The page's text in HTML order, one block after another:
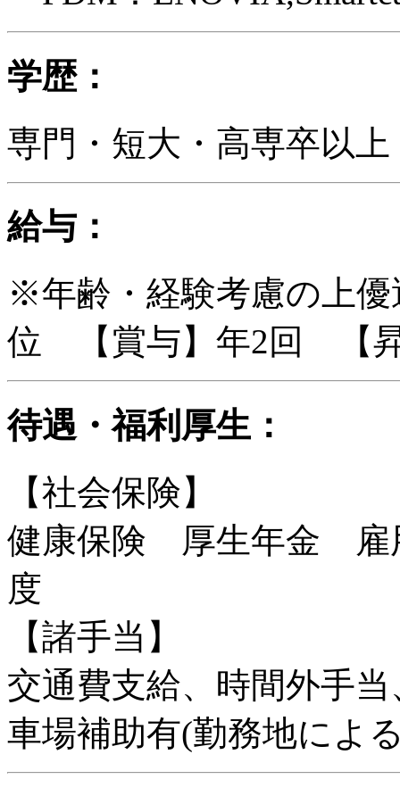
学歴：
専門・短大・高専卒以
給与：
※年齢・経験考慮の上優
位 【賞与】年2回 【
待遇・福利厚生：
【社会保険】
健康保険 厚生年金
度
【諸手当】
交通費支給、時間外手
車場補助有(勤務地によ